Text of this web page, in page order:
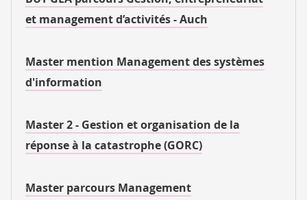
et management d’activités - Auch
Master mention Management des systèmes
d'information
Master 2 - Gestion et organisation de la
réponse à la catastrophe (GORC)
Master parcours Management